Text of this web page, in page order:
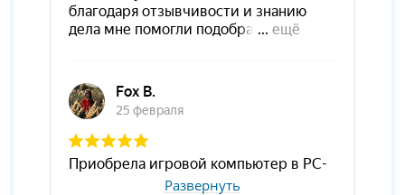
Развернуть